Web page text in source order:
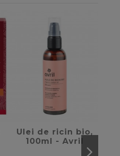
Ulei de ricin bio,
100ml - Avril